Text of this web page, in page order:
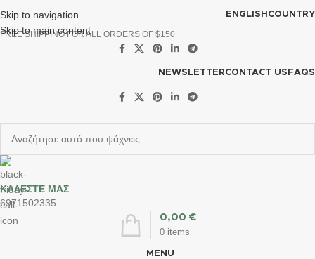
Skip to navigation
Skip to main content
ENGLISH COUNTRY
FREE SHIPPING FOR ALL ORDERS OF $150
NEWSLETTERCONTACT US FAQS
ΚΑΛΕΣΤΕ ΜΑΣ
6971502335
0 items
0,00 €
MENU